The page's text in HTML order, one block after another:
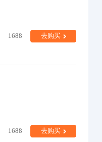
1688 去购买
1688 去购买